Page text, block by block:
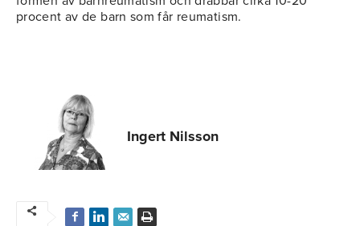
procent av de barn som får reumatism.
Ingert Nilsson